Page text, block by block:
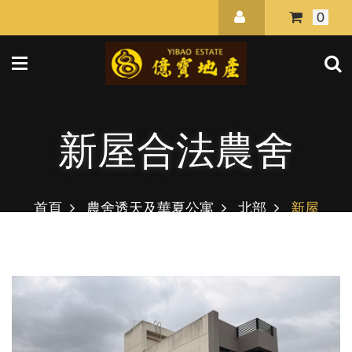
0
新屋合法農舍
首頁 農舍透天及華夏公寓 北部
新屋